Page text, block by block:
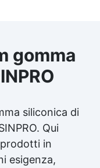
gomma
siliconica di
Qui
in
esigenza,